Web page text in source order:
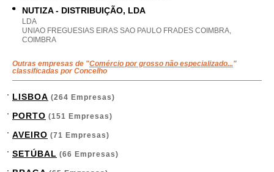
NUTIZA - DISTRIBUIÇÃO, LDA
LDA
UNIAO FREGUESIAS EIRAS SAO PAULO FRADES COIMBRA,
COIMBRA
Outras empresas de "Comércio por grosso não especializado..."
classificadas por Concelho
LISBOA (264 Empresas)
PORTO (151 Empresas)
AVEIRO (71 Empresas)
SETÚBAL (66 Empresas)